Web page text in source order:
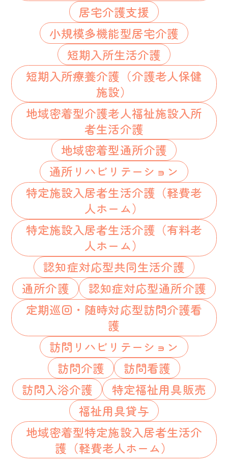
居宅介護支援
小規模多機能型居宅介護
短期入所生活介護
短期入所療養介護（介護老人保健
施設）
地域密着型介護老人福祉施設入所
者生活介護
地域密着型通所介護
通所リハビリテーション
特定施設入居者生活介護（軽費老
人ホーム）
特定施設入居者生活介護（有料老
人ホーム）
認知症対応型共同生活介護
通所介護
認知症対応型通所介護
定期巡回・随時対応型訪問介護看
護
訪問リハビリテーション
訪問介護
訪問看護
訪問入浴介護
特定福祉用具販売
福祉用具貸与
地域密着型特定施設入居者生活介
護（軽費老人ホーム）